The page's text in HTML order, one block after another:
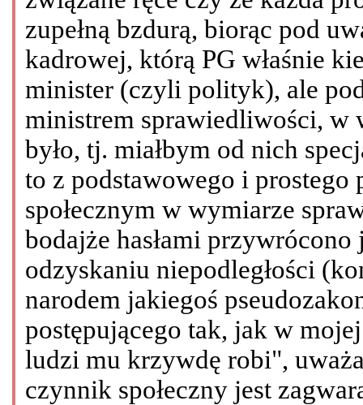
zupełną bzdurą, biorąc pod
kadrowej, którą PG właśnie
minister (czyli polityk), ale
ministrem sprawiedliwości, w
było, tj. miałbym od nich
to z podstawowego i
społecznym w wymiarze
bodajże hasłami
odzyskaniu niepodległości
narodem jakiegoś
postępującego tak, jak w
ludzi mu krzywdę robi",
czynnik społeczny jest